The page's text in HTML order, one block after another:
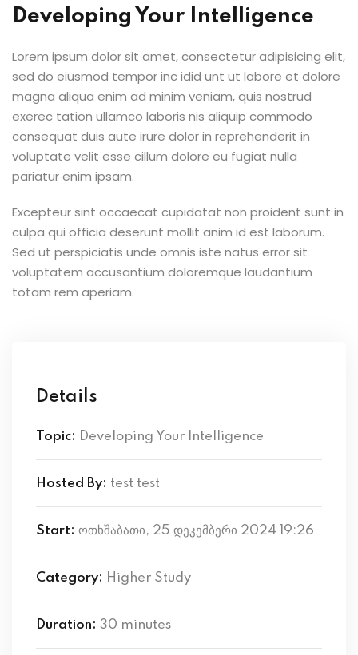
Developing Your Intelligence
Lorem ipsum dolor sit amet, consectetur adipisicing elit,
sed do eiusmod tempor inc idid unt ut labore et dolore
magna aliqua enim ad minim veniam, quis nostrud
exerec tation ullamco laboris nis aliquip commodo
consequat duis aute irure dolor in reprehenderit in
voluptate velit esse cillum dolore eu fugiat nulla
pariatur enim ipsam.
Excepteur sint occaecat cupidatat non proident sunt in
culpa qui officia deserunt mollit anim id est laborum.
Sed ut perspiciatis unde omnis iste natus error sit
voluptatem accusantium doloremque laudantium
totam rem aperiam.
Details
Topic: Developing Your Intelligence
Hosted By: test test
Start: ოთხშაბათი, 25 დეკემბერი 2024 19:26
Category: Higher Study
Duration: 30 minutes